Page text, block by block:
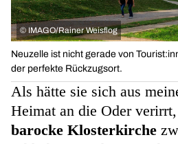
© IMAGO/Rainer Weisflog
Neuzelle ist nicht gerade von
der perfekte Rückzugsort.
Als hätte sie sich aus
Heimat an die Oder
barocke Klosterkirche